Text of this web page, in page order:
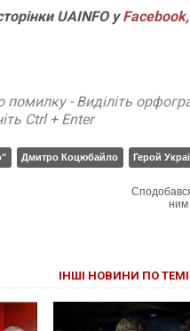
UAINFO уFacebook,
помилку - Виділіть
Ctrl + Enter
Дмитро Коцюбайло Герой
ним
ІНШІ НОВИНИ ПО ТЕМІ